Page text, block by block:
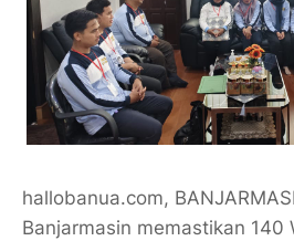
hallobanua.com,
Banjarmasin memastikan 140